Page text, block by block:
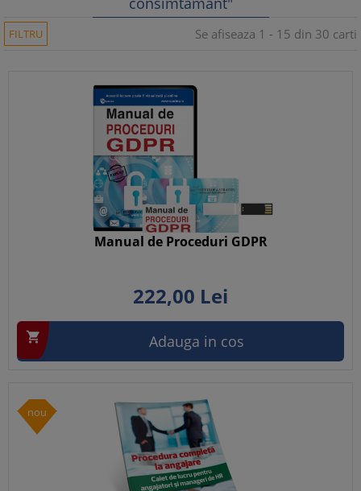
FILTRU Se afiseaza 1 - 15 din 30 carti
Manual de Proceduri GDPR
222,00 Lei
 Adauga in cos
nou